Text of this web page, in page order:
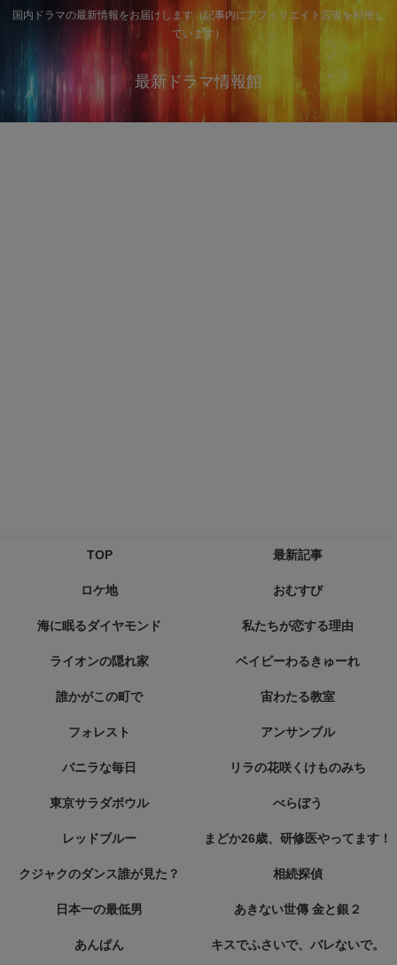
国内ドラマの最新情報をお届けします（記事内にアフィリエイト広告を利用し
ています）
最新ドラマ情報館
TOP 最新記事
ロケ地 おむすび
海に眠るダイヤモンド 私たちが恋する理由
ライオンの隠れ家 ベイビーわるきゅーれ
誰かがこの町で 宙わたる教室
フォレスト アンサンブル
バニラな毎日 リラの花咲くけものみち
東京サラダボウル べらぼう
レッドブルー まどか26歳、研修医やってます！
クジャクのダンス誰が見た？ 相続探偵
日本一の最低男 あきない世傳 金と銀２
あんぱん キスでふさいで、バレないで。